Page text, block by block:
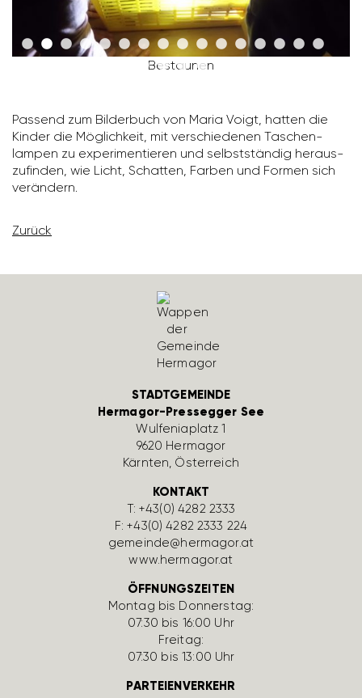
Bestaunen
Passend zum Bilder­buch von Maria Voigt, hatten die
Kinder die Möglich­keit, mit verschie­denen Taschen­
lampen zu expe­ri­men­tieren und selbst­ständig heraus­
zu­finden, wie Licht, Schatten, Farben und Formen sich
verän­dern.
Zurück
STADTGEMEINDE
Hermagor-Pressegger See
Wulfe­nia­platz 1
9620 Hermagor
Kärnten, Öster­reich
KONTAKT
T:+43(0) 4282 2333
F: +43(0) 4282 2333 224
gemeinde@hermagor.at
www.hermagor.at
ÖFFNUNGSZEITEN
Montag bis Donnerstag:
07:30 bis 16:00 Uhr
Freitag:
07:30 bis 13:00 Uhr
PARTEIENVERKEHR